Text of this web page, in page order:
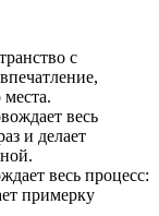
с
весь процесс:
примерку